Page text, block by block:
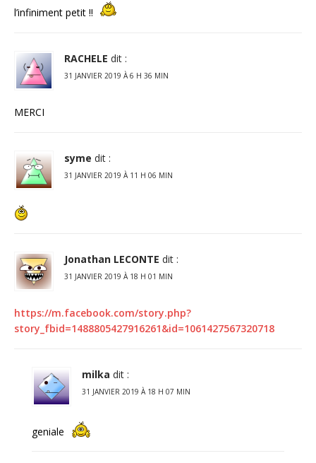
l’infiniment petit !!
RACHELE dit :
31 JANVIER 2019 À 6 H 36 MIN
MERCI
syme dit :
31 JANVIER 2019 À 11 H 06 MIN
Jonathan LECONTE dit :
31 JANVIER 2019 À 18 H 01 MIN
https://m.facebook.com/story.php?
story_fbid=1488805427916261&id=1061427567320718
milka dit :
31 JANVIER 2019 À 18 H 07 MIN
geniale